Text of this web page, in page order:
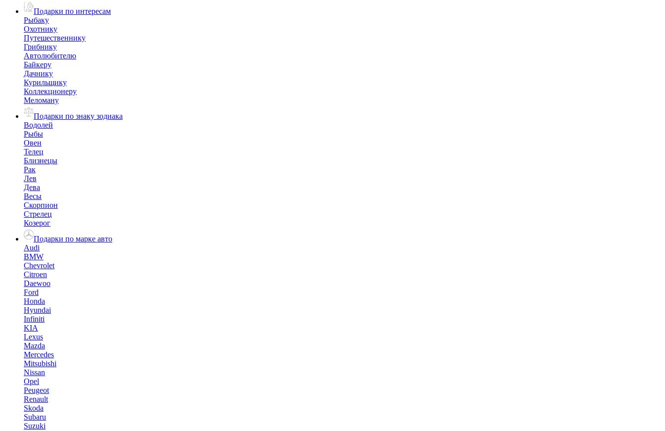
Подарки по интересам
Рыбаку
Охотнику
Путешественнику
Грибнику
Автолюбителю
Байкеру
Дачнику
Курильщику
Коллекционеру
Меломану
Подарки по знаку зодиака
Водолей
Рыбы
Овен
Телец
Близнецы
Рак
Лев
Дева
Весы
Скорпион
Стрелец
Козерог
Подарки по марке авто
Audi
BMW
Chevrolet
Citroen
Daewoo
Ford
Honda
Hyundai
Infiniti
KIA
Lexus
Mazda
Mercedes
Mitsubishi
Nissan
Opel
Peugeot
Renault
Skoda
Subaru
Suzuki